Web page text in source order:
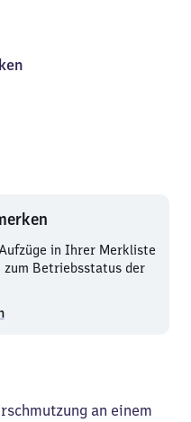
in Ihrer Merkliste
zum Betriebsstatus der
an einem